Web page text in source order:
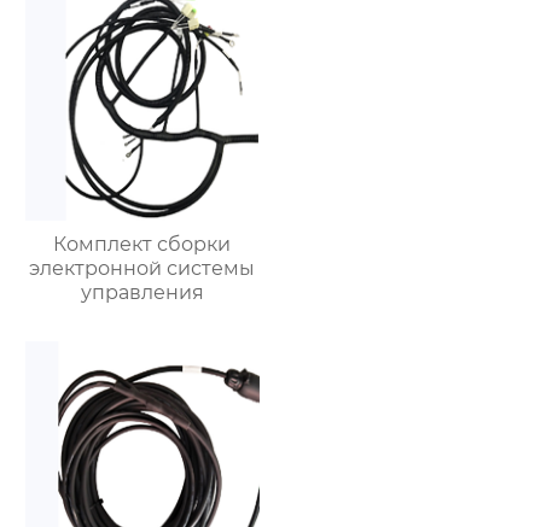
Комплект сборки
электронной системы
управления